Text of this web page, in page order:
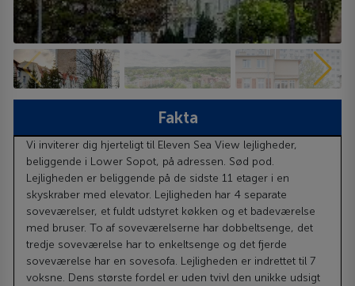
Fakta
Vi inviterer dig hjerteligt til Eleven Sea View lejligheder,
beliggende i Lower Sopot, på adressen. Sød pod.
Lejligheden er beliggende på de sidste 11 etager i en
skyskraber med elevator. Lejligheden har 4 separate
soveværelser, et fuldt udstyret køkken og et badeværelse
med bruser. To af soveværelserne har dobbeltsenge, det
tredje soveværelse har to enkeltsenge og det fjerde
soveværelse har en sovesofa. Lejligheden er indrettet til 7
voksne. Dens største fordel er uden tvivl den unikke udsigt